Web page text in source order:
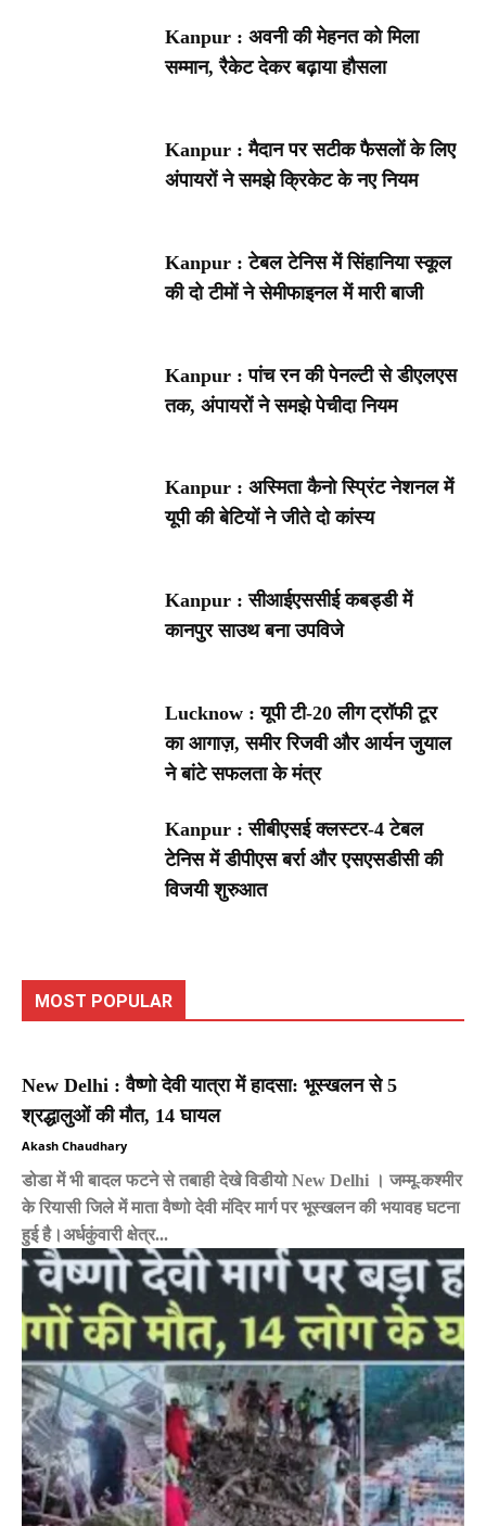
Kanpur : अवनी की मेहनत को मिला
सम्मान, रैकेट देकर बढ़ाया हौसला
Kanpur : मैदान पर सटीक फैसलों के लिए
अंपायरों ने समझे क्रिकेट के नए नियम
Kanpur : टेबल टेनिस में सिंहानिया स्कूल
की दो टीमों ने सेमीफाइनल में मारी बाजी
Kanpur : पांच रन की पेनल्टी से डीएलएस
तक, अंपायरों ने समझे पेचीदा नियम
Kanpur : अस्मिता कैनो स्प्रिंट नेशनल में
यूपी की बेटियों ने जीते दो कांस्य
Kanpur : सीआईएससीई कबड्डी में
कानपुर साउथ बना उपविजे
Lucknow : यूपी टी-20 लीग ट्रॉफी टूर
का आगाज़, समीर रिजवी और आर्यन जुयाल
ने बांटे सफलता के मंत्र
Kanpur : सीबीएसई क्लस्टर-4 टेबल
टेनिस में डीपीएस बर्रा और एसएसडीसी की
विजयी शुरुआत
MOST POPULAR
New Delhi : वैष्णो देवी यात्रा में हादसा: भूस्खलन से 5
श्रद्धालुओं की मौत, 14 घायल
Akash Chaudhary
डोडा में भी बादल फटने से तबाही देखे विडीयो New Delhi । जम्मू-कश्मीर
के रियासी जिले में माता वैष्णो देवी मंदिर मार्ग पर भूस्खलन की भयावह घटना
हुई है।अर्धकुंवारी क्षेत्र...